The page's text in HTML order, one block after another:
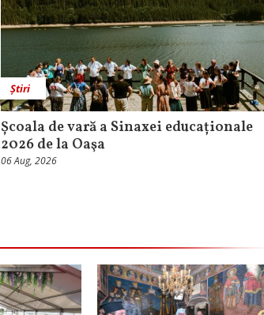
Știri
Școala de vară a Sinaxei educaționale
2026 de la Oaşa
06 Aug, 2026